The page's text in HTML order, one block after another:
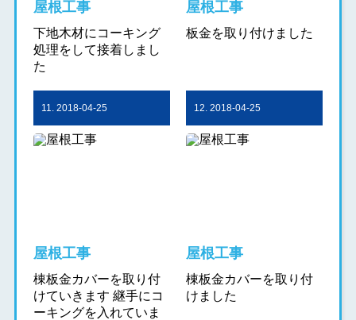
屋根工事
下地木材にコーキング
処理をして接着しまし
た
屋根工事
板金を取り付けました
11. 2018-04-25
屋根工事
棟板金カバーを取り付
けていきます 継手にコ
ーキングを入れていま
12. 2018-04-25
屋根工事
棟板金カバーを取り付
けました